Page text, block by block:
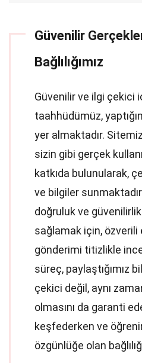
Güvenilir
Bağlılığımız
Güvenilir ve ilgi çekici
taahhüdümüz,
yer almaktadır.
sizin gibi gerçek
katkıda bulunularak,
ve bilgiler
doğruluk ve güvenilirlik
sağlamak için, özverili
gönderimi titizlikle
süreç, paylaştığımız
çekici değil, aynı
olmasını da garanti
keşfederken ve
özgünlüğe olan